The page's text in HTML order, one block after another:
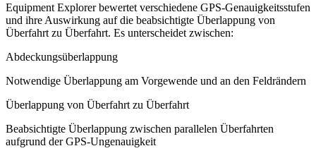
Equipment Explorer bewertet verschiedene GPS-Genauigkeitsstufen
und ihre Auswirkung auf die beabsichtigte Überlappung von
Überfahrt zu Überfahrt. Es unterscheidet zwischen:
Abdeckungsüberlappung
Notwendige Überlappung am Vorgewende und an den Feldrändern
Überlappung von Überfahrt zu Überfahrt
Beabsichtigte Überlappung zwischen parallelen Überfahrten
aufgrund der GPS-Ungenauigkeit